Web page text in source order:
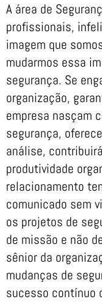
A área de
profissionais,
imagem que
mudarmos essa
segurança. Se
organização,
empresa nasçam
segurança,
análise,
produtividade
relacionamento
comunicado sem
os projetos de
de missão e não
sênior da
mudanças de
sucesso contínuo